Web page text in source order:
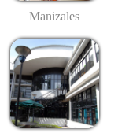
Manizales